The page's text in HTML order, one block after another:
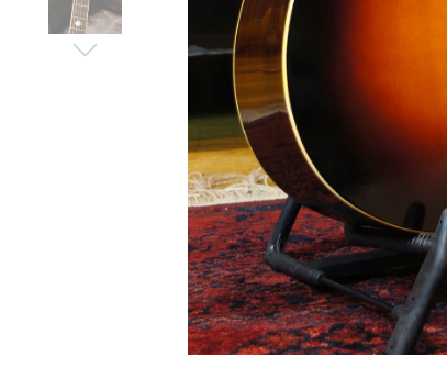
Looper
Sonstige Effekte
Bass-Effektgeräte
Zubehör für Effektgeräte